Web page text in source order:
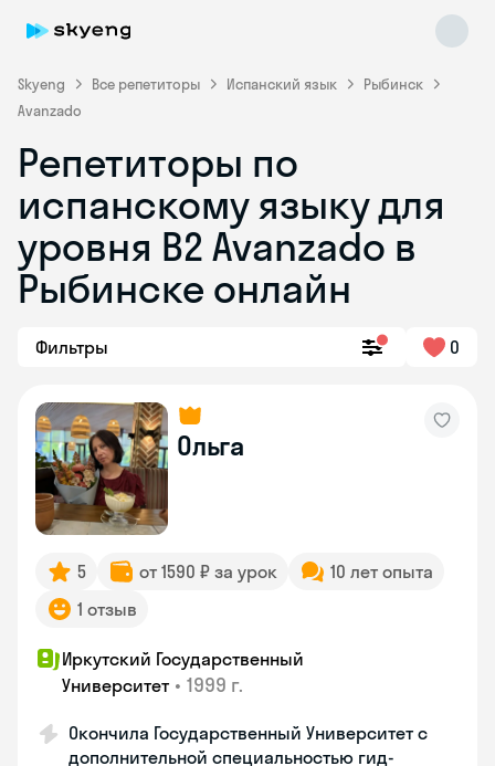
Skyeng Все репетиторы Испанский язык
Рыбинск
Avanzado
Репетиторы по
испанскому языку для
уровня B2 Avanzado в
Рыбинске онлайн
Фильтры 0
Ольга
5 от 1590 ₽ за урок
10 лет опыта
1 отзыв
Иркутский Государственный
Университет • 1999 г.
Окончила Государственный Университет с
дополнительной специальностью гид-
Skyeng Chat